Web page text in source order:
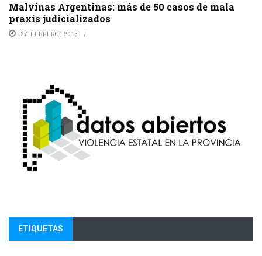
Malvinas Argentinas: más de 50 casos de mala
praxis judicializados
27 FEBRERO, 2015
ETIQUETAS